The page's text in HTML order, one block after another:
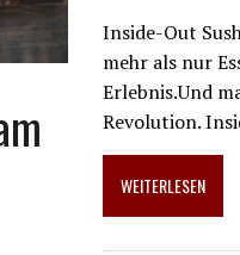
Inside-Out
mehr als nur
Erlebnis.Und
Revolution.
WEITERLESEN